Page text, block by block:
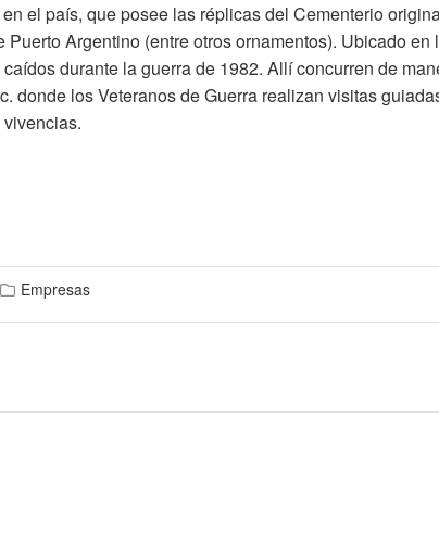
el país, que posee las réplicas del Cementerio
Puerto Argentino (entre otros ornamentos). Ubicado
durante la guerra de 1982. Allí concurren de
donde los Veteranos de Guerra realizan visitas
Empresas